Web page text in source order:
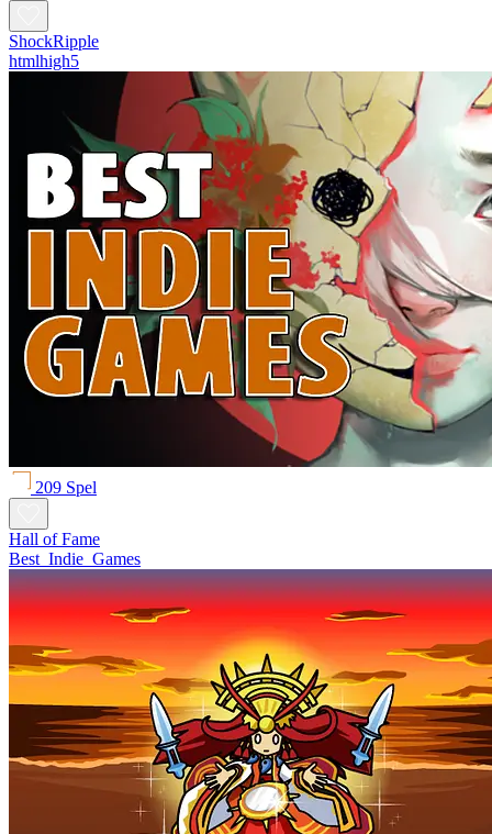
ShockRipple
htmlhigh5
209 Spel
Hall of Fame
Best_Indie_Games